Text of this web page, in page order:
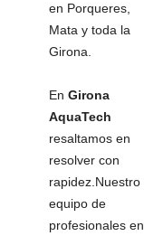
en Porqueres,
Mata y toda la
Girona.
En Girona
AquaTech
resaltamos en
resolver con
rapidez.Nuestro
equipo de
profesionales en